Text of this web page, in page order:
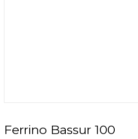
Ferrino Bassur 100